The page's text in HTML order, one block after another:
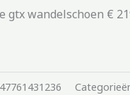
gtx wandelschoen €